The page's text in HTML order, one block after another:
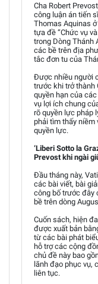
Cha Robert
công luận án tiến
Thomas Aquinas
tựa đề “Chức vụ
trong Dòng Thánh
các bề trên địa
tắc đơn tu của
Được nhiều người
trước khi trở thành
quyền hạn của
vụ lợi ích chung
rõ quyền lực pháp
phải tìm thấy niềm
quyền lực.
‘Liberi Sotto la
Prevost khi ngài
Đầu tháng này,
các bài viết, bài
công bố trước đây
bề trên dòng
Cuốn sách, hiện
được xuất bản
từ các bài phát
hỗ trợ các cộng
chủ đề này bao
lãnh đạo phục vụ,
liên tục.